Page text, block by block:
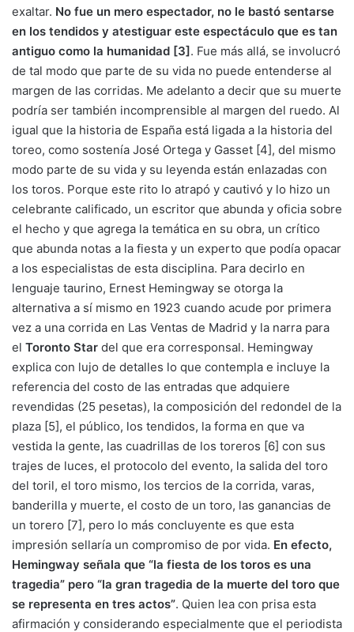
exaltar. No fue un mero espectador, no le bastó sentarse
en los tendidos y atestiguar este espectáculo que es tan
antiguo como la humanidad [3]. Fue más allá, se involucró
de tal modo que parte de su vida no puede entenderse al
margen de las corridas. Me adelanto a decir que su muerte
podría ser también incomprensible al margen del ruedo. Al
igual que la historia de España está ligada a la historia del
toreo, como sostenía José Ortega y Gasset [4], del mismo
modo parte de su vida y su leyenda están enlazadas con
los toros. Porque este rito lo atrapó y cautivó y lo hizo un
celebrante calificado, un escritor que abunda y oficia sobre
el hecho y que agrega la temática en su obra, un crítico
que abunda notas a la fiesta y un experto que podía opacar
a los especialistas de esta disciplina. Para decirlo en
lenguaje taurino, Ernest Hemingway se otorga la
alternativa a sí mismo en 1923 cuando acude por primera
vez a una corrida en Las Ventas de Madrid y la narra para
el Toronto Star del que era corresponsal. Hemingway
explica con lujo de detalles lo que contempla e incluye la
referencia del costo de las entradas que adquiere
revendidas (25 pesetas), la composición del redondel de la
plaza [5], el público, los tendidos, la forma en que va
vestida la gente, las cuadrillas de los toreros [6] con sus
trajes de luces, el protocolo del evento, la salida del toro
del toril, el toro mismo, los tercios de la corrida, varas,
banderilla y muerte, el costo de un toro, las ganancias de
un torero [7], pero lo más concluyente es que esta
impresión sellaría un compromiso de por vida. En efecto,
Hemingway señala que “la fiesta de los toros es una
tragedia” pero “la gran tragedia de la muerte del toro que
se representa en tres actos”. Quien lea con prisa esta
afirmación y considerando especialmente que el periodista